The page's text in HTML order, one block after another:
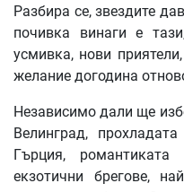
Разбира се, звездите
почивка винаги е
усмивка, нови
желание догодина
Независимо дали ще
Велинград,
Гърция,
екзотични брегове,